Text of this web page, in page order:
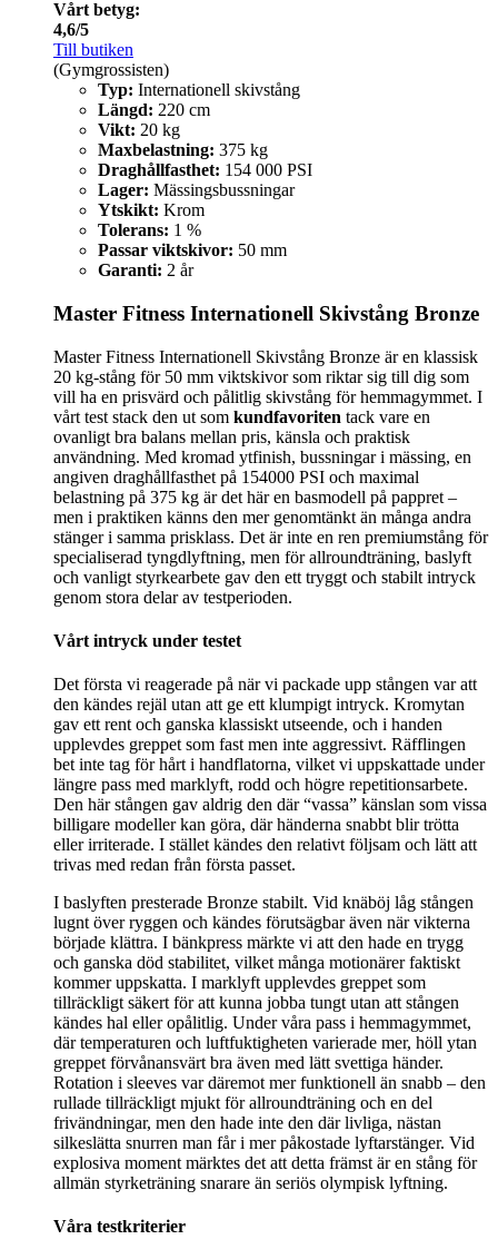
Vårt betyg:
4,6/5
Till butiken
(Gymgrossisten)
Typ: Internationell skivstång
Längd: 220 cm
Vikt: 20 kg
Maxbelastning: 375 kg
Draghållfasthet: 154 000 PSI
Lager: Mässingsbussningar
Ytskikt: Krom
Tolerans: 1 %
Passar viktskivor: 50 mm
Garanti: 2 år
Master Fitness Internationell Skivstång Bronze
Master Fitness Internationell Skivstång Bronze är en klassisk
20 kg-stång för 50 mm viktskivor som riktar sig till dig som
vill ha en prisvärd och pålitlig skivstång för hemmagymmet. I
vårt test stack den ut som kundfavoriten tack vare en
ovanligt bra balans mellan pris, känsla och praktisk
användning. Med kromad ytfinish, bussningar i mässing, en
angiven draghållfasthet på 154000 PSI och maximal
belastning på 375 kg är det här en basmodell på pappret –
men i praktiken känns den mer genomtänkt än många andra
stänger i samma prisklass. Det är inte en ren premiumstång för
specialiserad tyngdlyftning, men för allroundträning, baslyft
och vanligt styrkearbete gav den ett tryggt och stabilt intryck
genom stora delar av testperioden.
Vårt intryck under testet
Det första vi reagerade på när vi packade upp stången var att
den kändes rejäl utan att ge ett klumpigt intryck. Kromytan
gav ett rent och ganska klassiskt utseende, och i handen
upplevdes greppet som fast men inte aggressivt. Räfflingen
bet inte tag för hårt i handflatorna, vilket vi uppskattade under
längre pass med marklyft, rodd och högre repetitionsarbete.
Den här stången gav aldrig den där “vassa” känslan som vissa
billigare modeller kan göra, där händerna snabbt blir trötta
eller irriterade. I stället kändes den relativt följsam och lätt att
trivas med redan från första passet.
I baslyften presterade Bronze stabilt. Vid knäböj låg stången
lugnt över ryggen och kändes förutsägbar även när vikterna
började klättra. I bänkpress märkte vi att den hade en trygg
och ganska död stabilitet, vilket många motionärer faktiskt
kommer uppskatta. I marklyft upplevdes greppet som
tillräckligt säkert för att kunna jobba tungt utan att stången
kändes hal eller opålitlig. Under våra pass i hemmagymmet,
där temperaturen och luftfuktigheten varierade mer, höll ytan
greppet förvånansvärt bra även med lätt svettiga händer.
Rotation i sleeves var däremot mer funktionell än snabb – den
rullade tillräckligt mjukt för allroundträning och en del
frivändningar, men den hade inte den där livliga, nästan
silkeslätta snurren man får i mer påkostade lyftarstänger. Vid
explosiva moment märktes det att detta främst är en stång för
allmän styrketräning snarare än seriös olympisk lyftning.
Våra testkriterier